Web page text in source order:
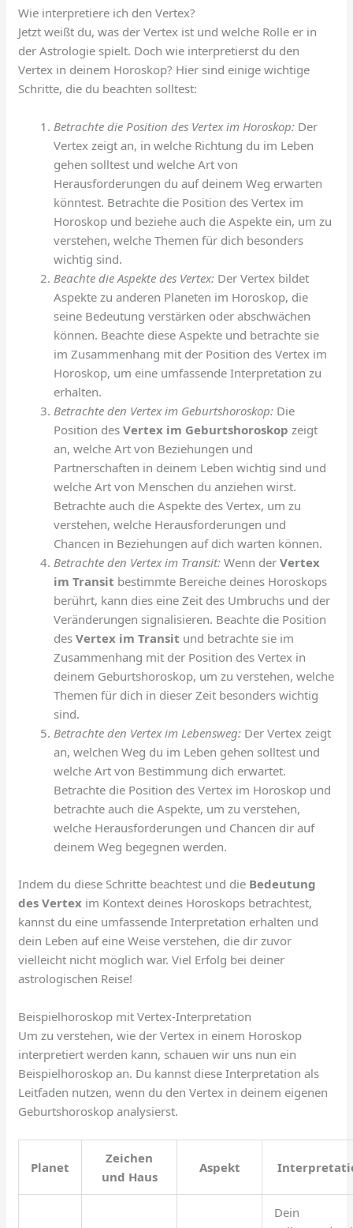
Wie interpretiere ich den Vertex?
Jetzt weißt du, was der Vertex ist und welche Rolle er in
der Astrologie spielt. Doch wie interpretierst du den
Vertex in deinem Horoskop? Hier sind einige wichtige
Schritte, die du beachten solltest:
Betrachte die Position des Vertex im Horoskop: Der
Vertex zeigt an, in welche Richtung du im Leben
gehen solltest und welche Art von
Herausforderungen du auf deinem Weg erwarten
könntest. Betrachte die Position des Vertex im
Horoskop und beziehe auch die Aspekte ein, um zu
verstehen, welche Themen für dich besonders
wichtig sind.
Beachte die Aspekte des Vertex: Der Vertex bildet
Aspekte zu anderen Planeten im Horoskop, die
seine Bedeutung verstärken oder abschwächen
können. Beachte diese Aspekte und betrachte sie
im Zusammenhang mit der Position des Vertex im
Horoskop, um eine umfassende Interpretation zu
erhalten.
Betrachte den Vertex im Geburtshoroskop: Die
Position desVertex im Geburtshoroskop zeigt
an, welche Art von Beziehungen und
Partnerschaften in deinem Leben wichtig sind und
welche Art von Menschen du anziehen wirst.
Betrachte auch die Aspekte des Vertex, um zu
verstehen, welche Herausforderungen und
Chancen in Beziehungen auf dich warten können.
Betrachte den Vertex im Transit: Wenn derVertex
im Transit bestimmte Bereiche deines Horoskops
berührt, kann dies eine Zeit des Umbruchs und der
Veränderungen signalisieren. Beachte die Position
desVertex im Transit und betrachte sie im
Zusammenhang mit der Position des Vertex in
deinem Geburtshoroskop, um zu verstehen, welche
Themen für dich in dieser Zeit besonders wichtig
sind.
Betrachte den Vertex im Lebensweg: Der Vertex zeigt
an, welchen Weg du im Leben gehen solltest und
welche Art von Bestimmung dich erwartet.
Betrachte die Position des Vertex im Horoskop und
betrachte auch die Aspekte, um zu verstehen,
welche Herausforderungen und Chancen dir auf
deinem Weg begegnen werden.
Indem du diese Schritte beachtest und die Bedeutung
des Vertex im Kontext deines Horoskops betrachtest,
kannst du eine umfassende Interpretation erhalten und
dein Leben auf eine Weise verstehen, die dir zuvor
vielleicht nicht möglich war. Viel Erfolg bei deiner
astrologischen Reise!
Beispielhoroskop mit Vertex-Interpretation
Um zu verstehen, wie der Vertex in einem Horoskop
interpretiert werden kann, schauen wir uns nun ein
Beispielhoroskop an. Du kannst diese Interpretation als
Leitfaden nutzen, wenn du den Vertex in deinem eigenen
Geburtshoroskop analysierst.
Planet
Zeichen
und Haus
Aspekt
Dein